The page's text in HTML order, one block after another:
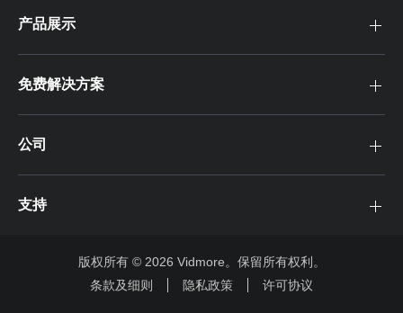
产品展示
免费解决方案
公司
支持
版权所有 © 2026 Vidmore。保留所有权利。
条款及细则
隐私政策 许可协议